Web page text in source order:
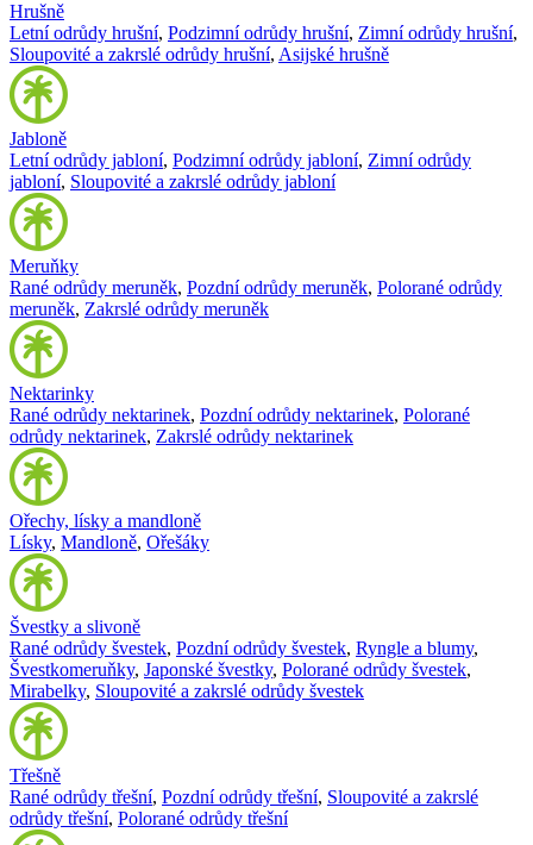
Hrušně
Letní odrůdy hrušní, Podzimní odrůdy hrušní, Zimní odrůdy hrušní,
Sloupovité a zakrslé odrůdy hrušní, Asijské hrušně
Jabloně
Letní odrůdy jabloní, Podzimní odrůdy jabloní, Zimní odrůdy
jabloní, Sloupovité a zakrslé odrůdy jabloní
Meruňky
Rané odrůdy meruněk, Pozdní odrůdy meruněk, Polorané odrůdy
meruněk, Zakrslé odrůdy meruněk
Nektarinky
Rané odrůdy nektarinek, Pozdní odrůdy nektarinek, Polorané
odrůdy nektarinek, Zakrslé odrůdy nektarinek
Ořechy, lísky a mandloně
Lísky, Mandloně, Ořešáky
Švestky a slivoně
Rané odrůdy švestek, Pozdní odrůdy švestek, Ryngle a blumy,
Švestkomeruňky, Japonské švestky, Polorané odrůdy švestek,
Mirabelky, Sloupovité a zakrslé odrůdy švestek
Třešně
Rané odrůdy třešní, Pozdní odrůdy třešní, Sloupovité a zakrslé
odrůdy třešní, Polorané odrůdy třešní